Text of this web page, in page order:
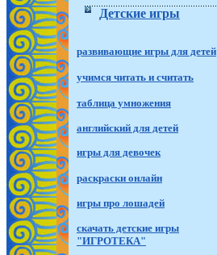
Детские игры
развивающие игры для детей
учимся читать и считать
таблица умножения
английский для детей
игры для девочек
раскраски онлайн
игры про лошадей
скачать детские игры
"ИГРОТЕКА"